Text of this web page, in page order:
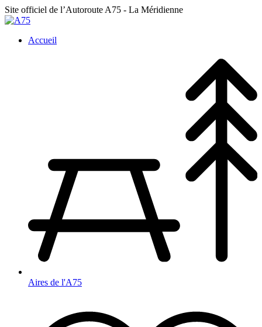
Site officiel de l’Autoroute A75 - La Méridienne
Accueil
Aires de l'A75